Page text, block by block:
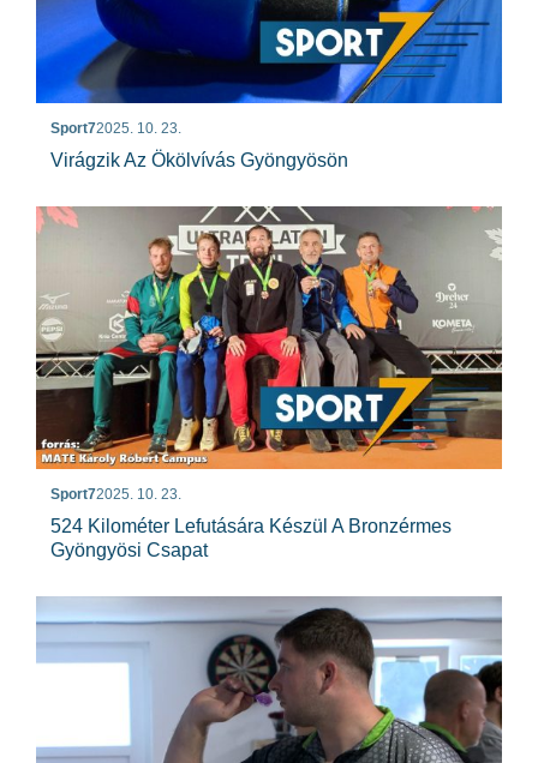
Sport72025. 10. 23.
Virágzik Az Ökölvívás Gyöngyösön
Sport72025. 10. 23.
524 Kilométer Lefutására Készül A Bronzérmes
Gyöngyösi Csapat